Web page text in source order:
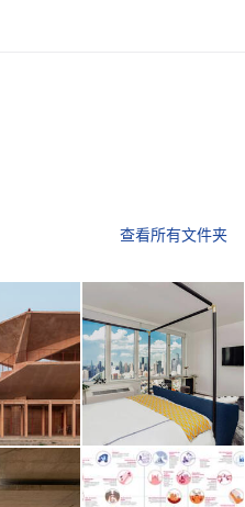
查看所有文件夹